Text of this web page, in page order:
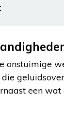
onstuimige
een